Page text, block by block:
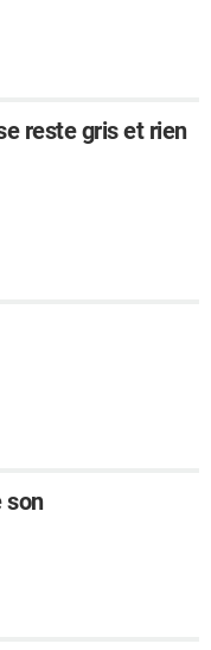
reste gris et rien
son